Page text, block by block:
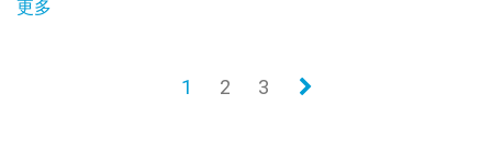
更多
1 2 3 »